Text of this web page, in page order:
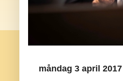
måndag 3 april 2017